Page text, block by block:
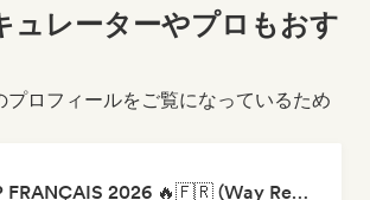
ュレーターやプロもおす
ロフィールをご覧になっているため
RAP FRANÇAIS 2026 🔥🇫🇷 (Way Records)